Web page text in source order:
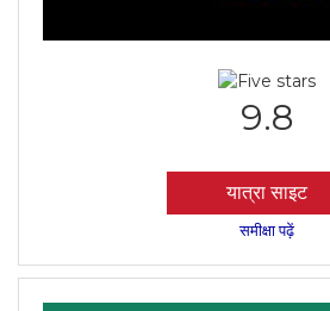
9.8
यात्रा साइट
समीक्षा पढ़ें